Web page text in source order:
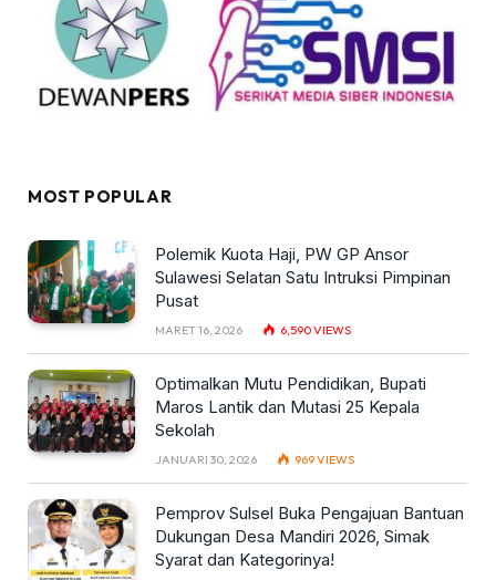
MOST POPULAR
Polemik Kuota Haji, PW GP Ansor
Sulawesi Selatan Satu Intruksi Pimpinan
Pusat
MARET 16, 2026 6,590VIEWS
Optimalkan Mutu Pendidikan, Bupati
Maros Lantik dan Mutasi 25 Kepala
Sekolah
JANUARI 30, 2026 969VIEWS
Pemprov Sulsel Buka Pengajuan Bantuan
Dukungan Desa Mandiri 2026, Simak
Syarat dan Kategorinya!